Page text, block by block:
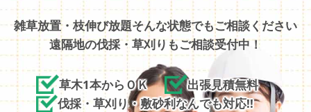
雑草放置・枝伸び放題そんな状態でもご相談ください
遠隔地の伐採・草刈りもご相談受付中！
草木1本からＯＫ
出張見積無料
伐採・草刈り・敷砂利なんでも対応!!